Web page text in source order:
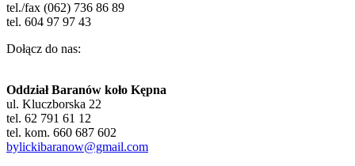
tel./fax (062) 736 86 89
tel. 604 97 97 43
Dołącz do nas:
Oddział Baranów koło Kępna
ul. Kluczborska 22
tel. 62 791 61 12
tel. kom. 660 687 602
bylickibaranow@gmail.com